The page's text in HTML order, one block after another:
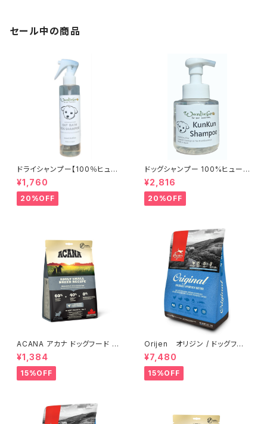
セール中の商品
ドライシャンプー【100％ヒュー
マングレード アウトバスドッグ
シャンプー】日本製
¥1,760
20%OFF
ドッグシャンプー 100%ヒューマ
ングレード 日本製 Wanliebe
Kun Kun Shampo wlds230
7
¥2,816
20%OFF
ACANA アカナ ドッグフード ア
ダルトスモールブリードレシピ
【340ｇ】
¥1,384
15%OFF
Orijen オリジン / ドッグフー
ド オリジナル【2kg】
¥7,480
15%OFF